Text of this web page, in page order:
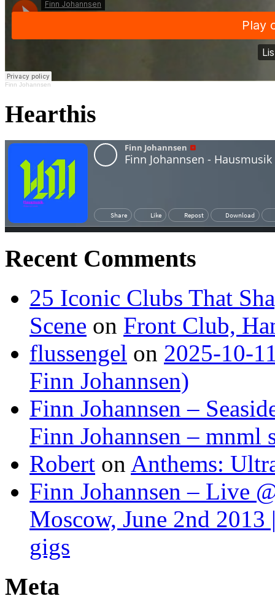
Finn Johannsen
Hearthis
Recent Comments
25 Iconic Clubs That
Scene on Front Club,
flussengel on 2025-10-
Finn Johannsen)
Finn Johannsen –
Finn Johannsen – mnml
Robert on Anthems:
Finn Johannsen – Live
Moscow, June 2nd 2013
gigs
Meta